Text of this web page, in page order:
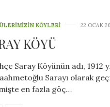
KÖYLERI 22 OCAK
KÖYÜ
Saray Köyünün adı, 1912
Sarayı olarak
en fazla göç…